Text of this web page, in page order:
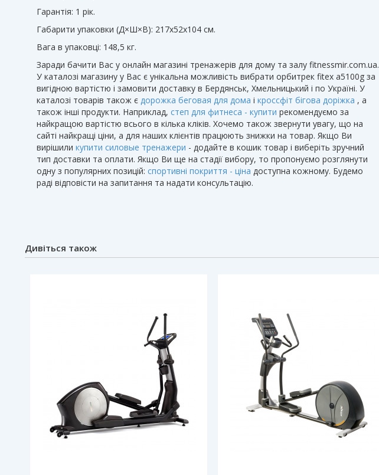
Гарантія: 1 рік.
Габарити упаковки (Д×Ш×В): 217х52х104 см.
Вага в упаковці: 148,5 кг.
Заради бачити Вас у онлайн магазині тренажерів для дому та залу fitnessmir.com.ua.
У каталозі магазину у Вас є унікальна можливість вибрати орбитрек fitex a5100g за
вигідною вартістю і замовити доставку в Бердянськ, Хмельницький і по Україні. У
каталозі товарів також є дорожка беговая для дома і кроссфіт бігова доріжка , а
також інші продукти. Наприклад, степ для фитнеса - купити рекомендуємо за
найкращою вартістю всього в кілька кліків. Хочемо також звернути увагу, що на
сайті найкращі ціни, а для наших клієнтів працюють знижки на товар. Якщо Ви
вирішили купити силовые тренажери - додайте в кошик товар і виберіть зручний
тип доставки та оплати. Якщо Ви ще на стадії вибору, то пропонуємо розглянути
одну з популярних позицій: спортивні покриття - ціна доступна кожному. Будемо
раді відповісти на запитання та надати консультацію.
Дивіться також